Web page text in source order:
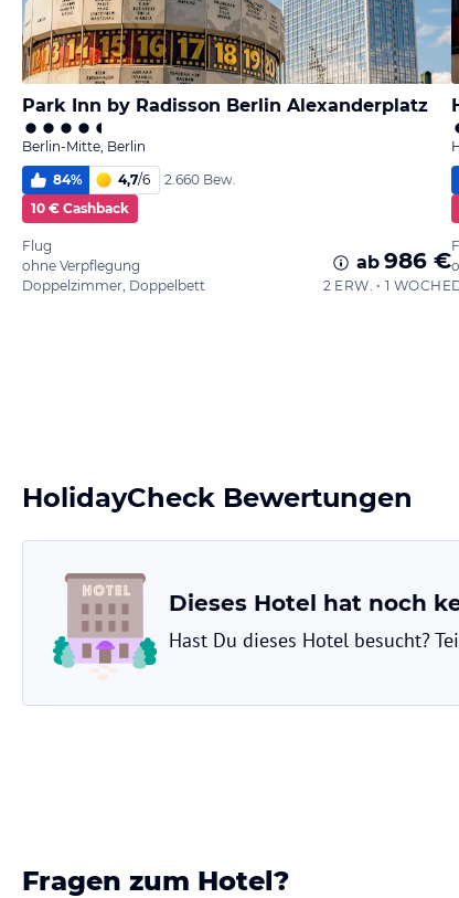
Park Inn by Radisson Berlin Alexanderplatz
Berlin-Mitte, Berlin
84% 4,7/6
2.660 Bew.
10 € Cashback
Flug
ohne Verpflegung
Doppelzimmer, Doppelbett
ab 986 €
2 ERW. • 1 WOCHE
HolidayCheck Bewertungen
Dieses Hotel hat noch
Hast Du dieses Hotel besucht?
Fragen zum Hotel?